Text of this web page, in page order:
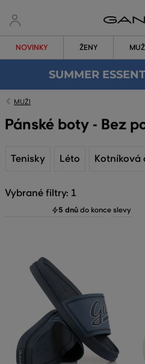
NOVINKY ŽENY
SUMMER
MUŽI
Pánské boty - Bez
Tenisky Léto Kotníková
Vybrané filtry: 1
5 dnů do konce slevy